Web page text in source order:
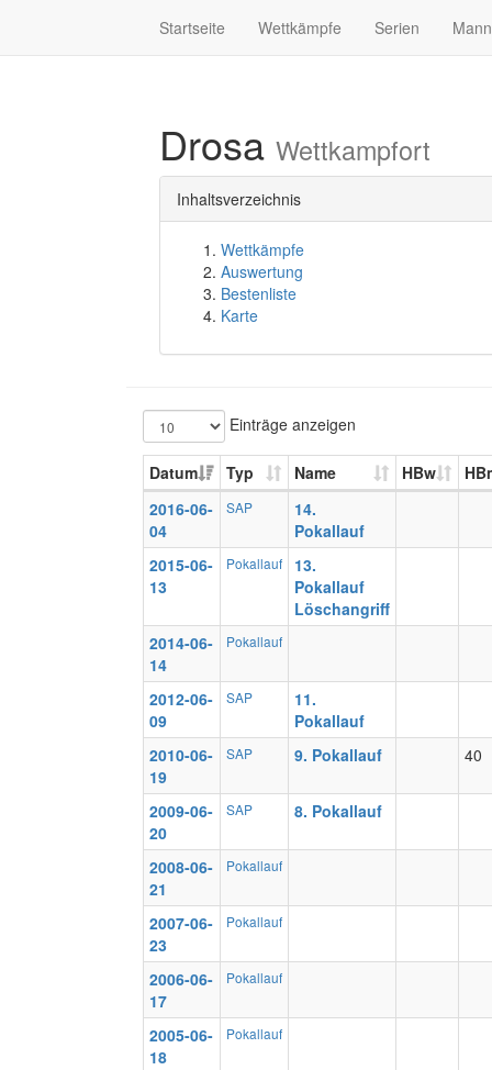
Startseite Wettkämpfe Serien
Drosa Wettkampfort
Inhaltsverzeichnis
Wettkämpfe
Auswertung
Bestenliste
Karte
Einträge anzeigen
Datum Typ Name HBw
2016-06-
04
SAP
14.
Pokallauf
2015-06-
13
Pokallauf
13.
Pokallauf
Löschangriff
2014-06-
14
Pokallauf
2012-06-
09
SAP
11.
Pokallauf
2010-06-
19
SAP 9. Pokallauf 40
2009-06-
20
SAP 8. Pokallauf
2008-06-
21
Pokallauf
2007-06-
23
Pokallauf
2006-06-
17
Pokallauf
2005-06-
18
Pokallauf